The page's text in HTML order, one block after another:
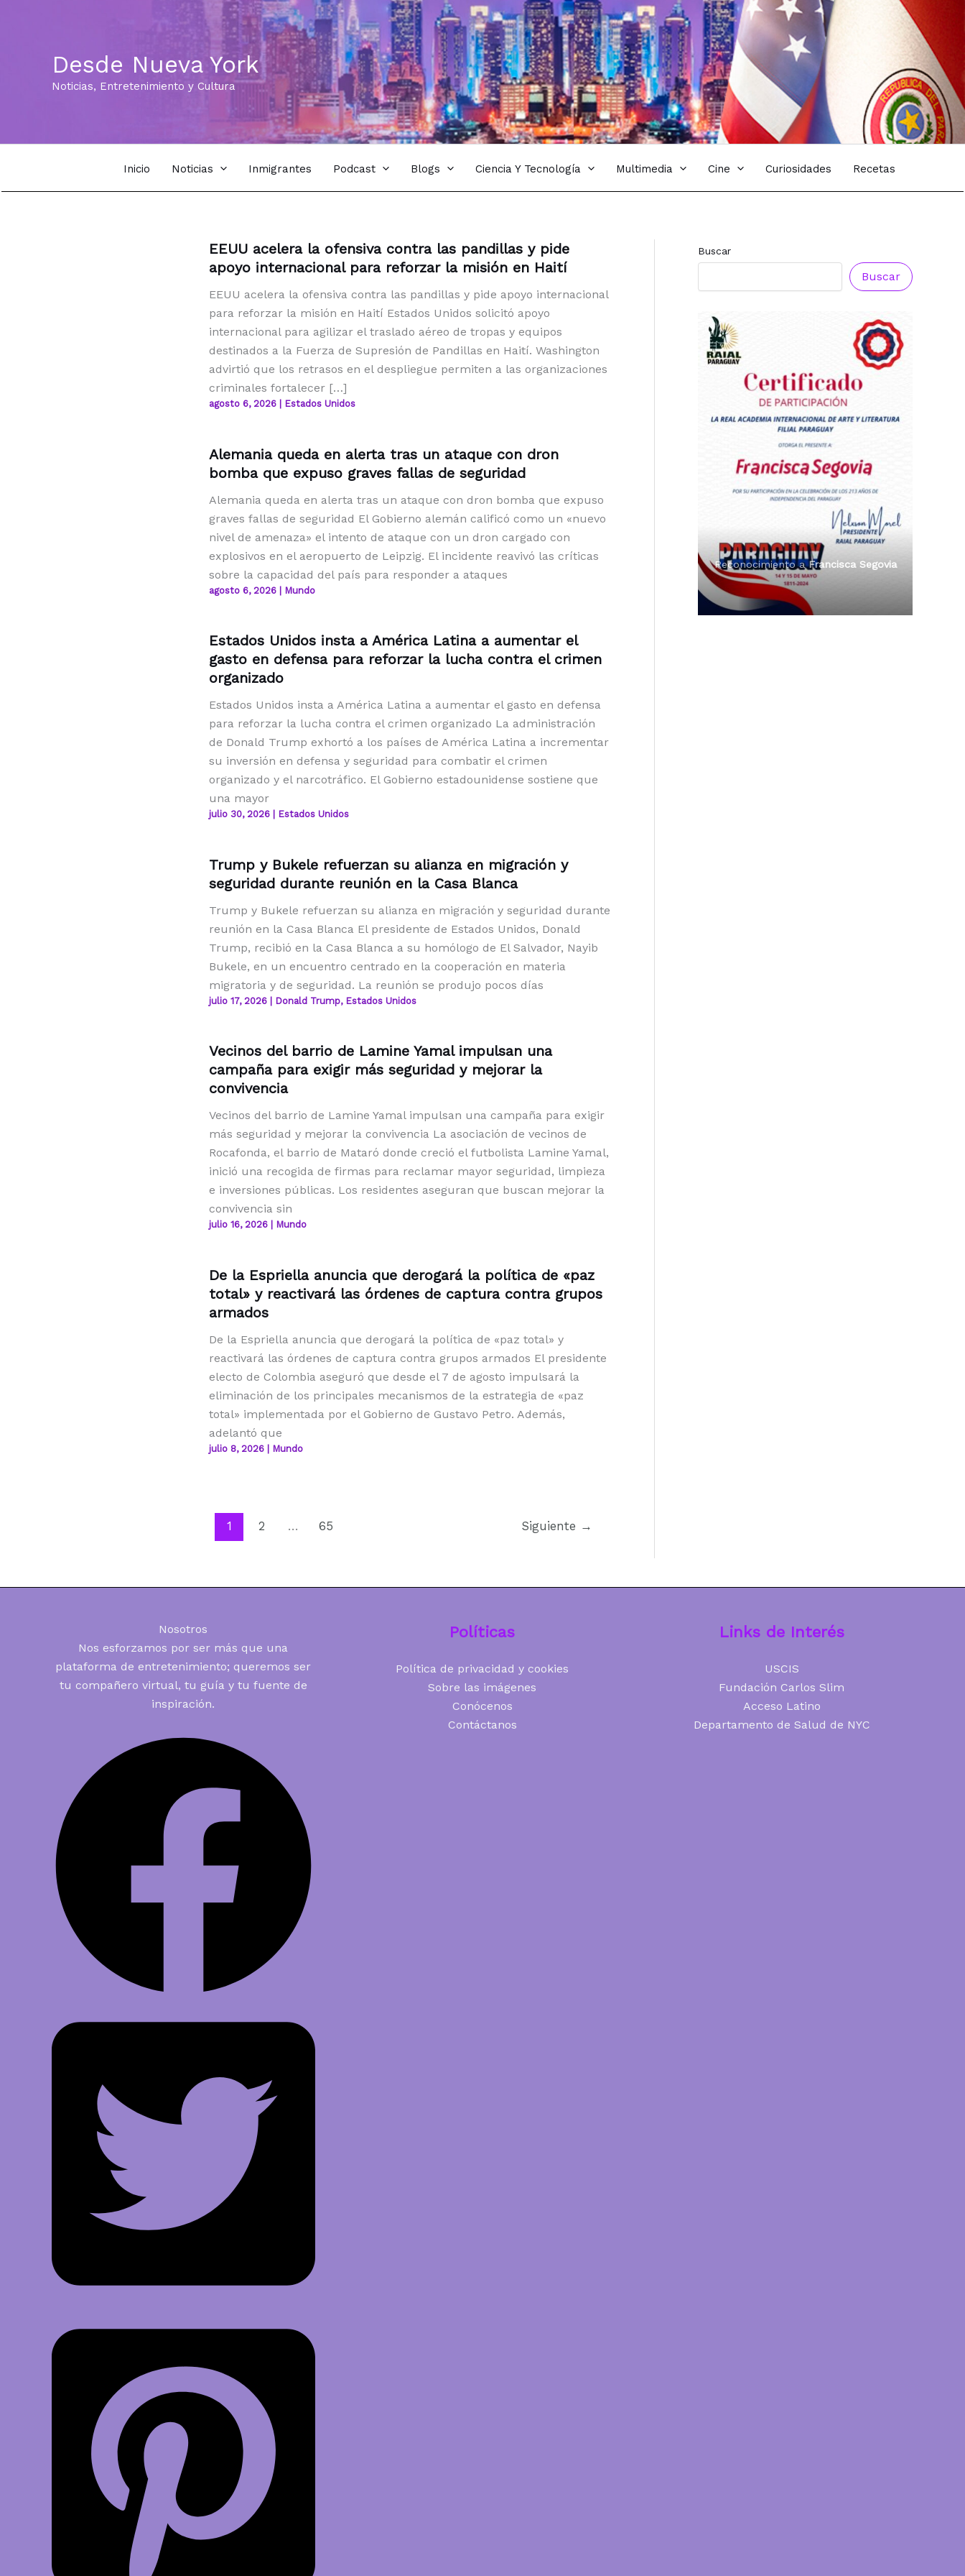
Desde Nueva York
Noticias, Entretenimiento y Cultura
Inicio Noticias Inmigrantes Podcast Blogs Ciencia Y Tecnología Multimedia Cine Curiosidades Recetas
EEUU acelera la ofensiva contra las pandillas y pide
apoyo internacional para reforzar la misión en Haití
EEUU acelera la ofensiva contra las pandillas y pide apoyo internacional
para reforzar la misión en Haití Estados Unidos solicitó apoyo
internacional para agilizar el traslado aéreo de tropas y equipos
destinados a la Fuerza de Supresión de Pandillas en Haití. Washington
advirtió que los retrasos en el despliegue permiten a las organizaciones
criminales fortalecer […]
agosto 6, 2026 Estados Unidos
Alemania queda en alerta tras un ataque con dron
bomba que expuso graves fallas de seguridad
Alemania queda en alerta tras un ataque con dron bomba que expuso
graves fallas de seguridad El Gobierno alemán calificó como un «nuevo
nivel de amenaza» el intento de ataque con un dron cargado con
explosivos en el aeropuerto de Leipzig. El incidente reavivó las críticas
sobre la capacidad del país para responder a ataques
agosto 6, 2026 | Mundo
Estados Unidos insta a América Latina a aumentar el
gasto en defensa para reforzar la lucha contra el crimen
organizado
Estados Unidos insta a América Latina a aumentar el gasto en defensa
para reforzar la lucha contra el crimen organizado La administración
de Donald Trump exhortó a los países de América Latina a incrementar
su inversión en defensa y seguridad para combatir el crimen
organizado y el narcotráfico. El Gobierno estadounidense sostiene que
una mayor
julio 30, 2026 Estados Unidos
Trump y Bukele refuerzan su alianza en migración y
seguridad durante reunión en la Casa Blanca
Trump y Bukele refuerzan su alianza en migración y seguridad durante
reunión en la Casa Blanca El presidente de Estados Unidos, Donald
Trump, recibió en la Casa Blanca a su homólogo de El Salvador, Nayib
Bukele, en un encuentro centrado en la cooperación en materia
migratoria y de seguridad. La reunión se produjo pocos días
julio 17, 2026 Donald Trump, Estados Unidos
Vecinos del barrio de Lamine Yamal impulsan una
campaña para exigir más seguridad y mejorar la
convivencia
Vecinos del barrio de Lamine Yamal impulsan una campaña para exigir
más seguridad y mejorar la convivencia La asociación de vecinos de
Rocafonda, el barrio de Mataró donde creció el futbolista Lamine Yamal,
inició una recogida de firmas para reclamar mayor seguridad, limpieza
e inversiones públicas. Los residentes aseguran que buscan mejorar la
convivencia sin
julio 16, 2026 Mundo
De la Espriella anuncia que derogará la política de «paz
total» y reactivará las órdenes de captura contra grupos
armados
De la Espriella anuncia que derogará la política de «paz total» y
reactivará las órdenes de captura contra grupos armados El presidente
electo de Colombia aseguró que desde el 7 de agosto impulsará la
eliminación de los principales mecanismos de la estrategia de «paz
total» implementada por el Gobierno de Gustavo Petro. Además,
adelantó que
julio 8, 2026 Mundo
1 2 … 65 Siguiente →
Buscar
Buscar
Dama de Oro 2024
Reconocimiento aFrancisca Segovia
Reconocimiento a Francisca Segovia
Reconocimiento aRadio Tribuna
Abierta
Paraguay
Premio Orgullo Paraguayo
Francisca Segovia
Nosotros
Nos esforzamos por ser más que una
plataforma de entretenimiento; queremos ser
tu compañero virtual, tu guía y tu fuente de
inspiración.
Políticas
Política de privacidad y cookies
Sobre las imágenes
Conócenos
Contáctanos
Links de Interés
USCIS
Fundación Carlos Slim
Acceso Latino
Departamento de Salud de NYC